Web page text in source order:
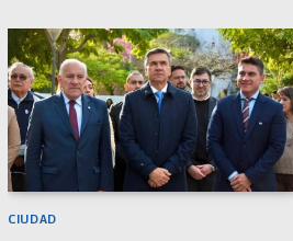
CIUDAD